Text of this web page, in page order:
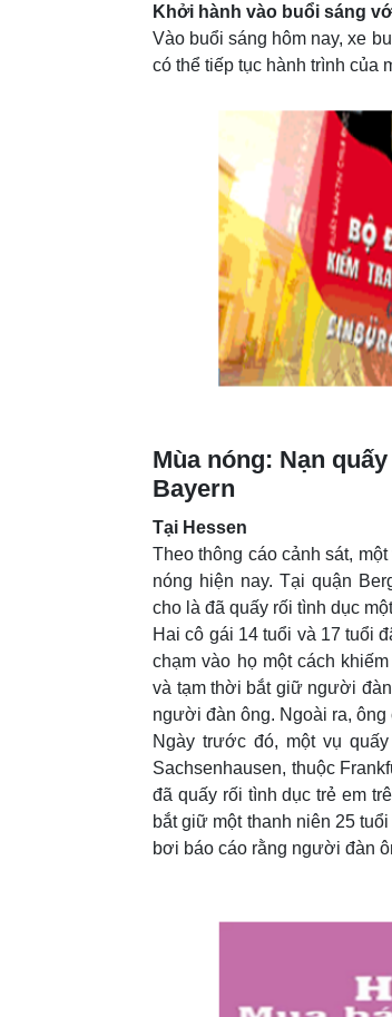
Khởi hành vào buổi sáng
Vào buổi sáng hôm nay, xe
có thể tiếp tục hành trình của
Mùa nóng: Nạn
Bayern
Tại Hessen
Theo thông cáo cảnh sát,
nóng hiện nay. Tại quận
cho là đã quấy rối tình dục
Hai cô gái 14 tuổi và 17 tuổi
chạm vào họ một cách
và tạm thời bắt giữ người
người đàn ông. Ngoài ra, ông
Ngày trước đó, một vụ
Sachsenhausen, thuộc
đã quấy rối tình dục trẻ em
bắt giữ một thanh niên 25
bơi báo cáo rằng người đàn